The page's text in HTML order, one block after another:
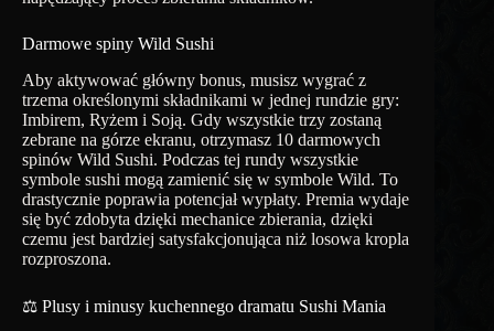
Darmowe spiny Wild Sushi
Aby aktywować główny bonus, musisz wygrać z
trzema określonymi składnikami w jednej rundzie gry:
Imbirem, Ryżem i Soją. Gdy wszystkie trzy zostaną
zebrane na górze ekranu, otrzymasz 10 darmowych
spinów Wild Sushi. Podczas tej rundy wszystkie
symbole sushi mogą zamienić się w symbole Wild. To
drastycznie poprawia potencjał wypłaty. Premia wydaje
się być zdobyta dzięki mechanice zbierania, dzięki
czemu jest bardziej satysfakcjonująca niż losowa kropla
rozproszona.
⚖️ Plusy i minusy kuchennego dramatu Sushi Mania